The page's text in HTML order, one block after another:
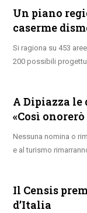
Un piano
caserme
Si ragiona su 453
200 possibili
A Dipiazza
«Così onorerò
Nessuna nomina o
e al turismo
Il Censis
d’Italia